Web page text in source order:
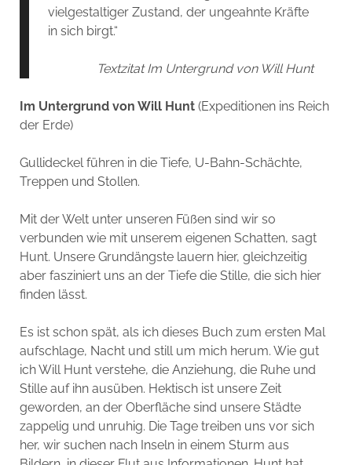
vielgestaltiger Zustand, der ungeahnte Kräfte
in sich birgt.“
Textzitat Im Untergrund von Will Hunt
Im Untergrund von Will Hunt (Expeditionen ins Reich
der Erde)
Gullideckel führen in die Tiefe, U-Bahn-Schächte,
Treppen und Stollen.
Mit der Welt unter unseren Füßen sind wir so
verbunden wie mit unserem eigenen Schatten, sagt
Hunt. Unsere Grundängste lauern hier, gleichzeitig
aber fasziniert uns an der Tiefe die Stille, die sich hier
finden lässt.
Es ist schon spät, als ich dieses Buch zum ersten Mal
aufschlage, Nacht und still um mich herum. Wie gut
ich Will Hunt verstehe, die Anziehung, die Ruhe und
Stille auf ihn ausüben. Hektisch ist unsere Zeit
geworden, an der Oberfläche sind unsere Städte
zappelig und unruhig. Die Tage treiben uns vor sich
her, wir suchen nach Inseln in einem Sturm aus